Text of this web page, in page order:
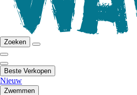
Zoeken
Beste Verkopen
Nieuw
Zwemmen